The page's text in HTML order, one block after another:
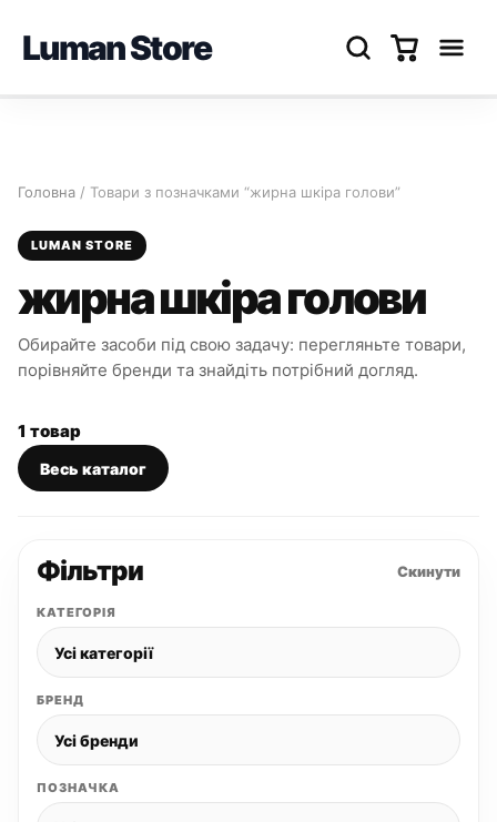
Luman Store
Головна / Товари з позначками “жирна шкіра голови”
LUMAN STORE
жирна шкіра голови
Обирайте засоби під свою задачу: перегляньте товари,
порівняйте бренди та знайдіть потрібний догляд.
1 товар
Весь каталог
Фільтри Скинути
КАТЕГОРІЯ
БРЕНД
ПОЗНАЧКА